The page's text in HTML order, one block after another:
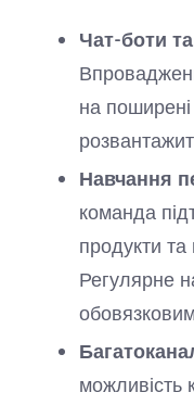
Чат-боти
на
Навчання
команда
продукти та
Регулярне
можливість